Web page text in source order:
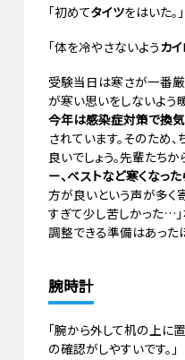
「初めてタイツをはいた。」
「体を冷やさないようカ
受験当日は寒さが一番
が寒い思いをしないよう
今年は感染症対策で換
されています。そのため
良いでしょう。先輩たちか
ー、ベストなど寒くなっ
方が良いという声が多く
すぎて少し苦しかった…
調整できる準備はあった
腕時計
「腕から外して机の上に
の確認がしやすいです。」